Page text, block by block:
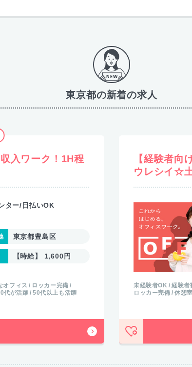
東京都の新着の求人
残業ほぼナシ！
ク
東京都港区
【時給】 1,800円
オフィス
残業少なめ
30代が活躍 50代以上も活躍
【経験活か
ーク！少人
少人数 平均年齢20
高収入
長期の仕事